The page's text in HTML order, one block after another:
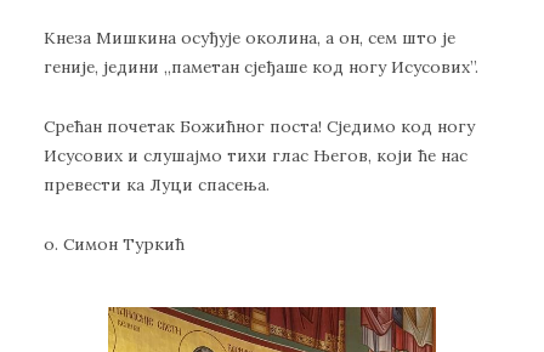
Кнеза Мишкина осуђује околина, а он, сем што је
геније, једини ,,паметан сјеђаше код ногу Исусових”.
Срећан почетак Божићног поста! Сједимо код ногу
Исусових и слушајмо тихи глас Његов, који ће нас
превести ка Луци спасења.
о. Симон Туркић